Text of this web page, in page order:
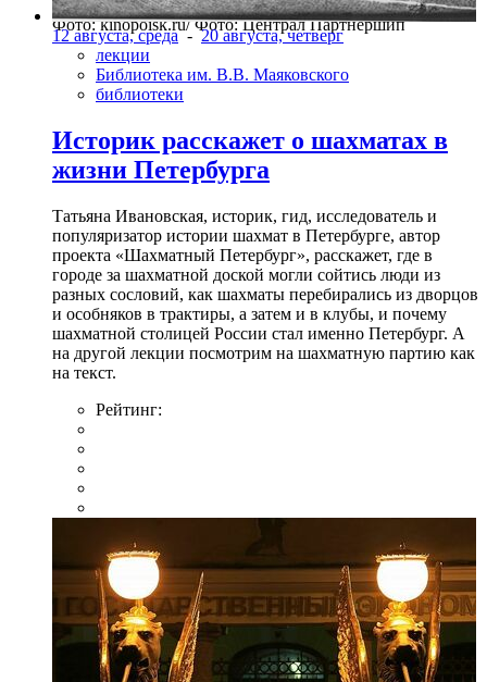
Фото: kinopoisk.ru/ Фото: Централ Партнершип
12 августа, среда-20 августа, четверг
лекции
Библиотека им. В.В. Маяковского
библиотеки
Историк расскажет о шахматах в
жизни Петербурга
Татьяна Ивановская, историк, гид, исследователь и
популяризатор истории шахмат в Петербурге, автор
проекта «Шахматный Петербург», расскажет, где в
городе за шахматной доской могли сойтись люди из
разных сословий, как шахматы перебирались из дворцов
и особняков в трактиры, а затем и в клубы, и почему
шахматной столицей России стал именно Петербург. А
на другой лекции посмотрим на шахматную партию как
на текст.
Рейтинг: